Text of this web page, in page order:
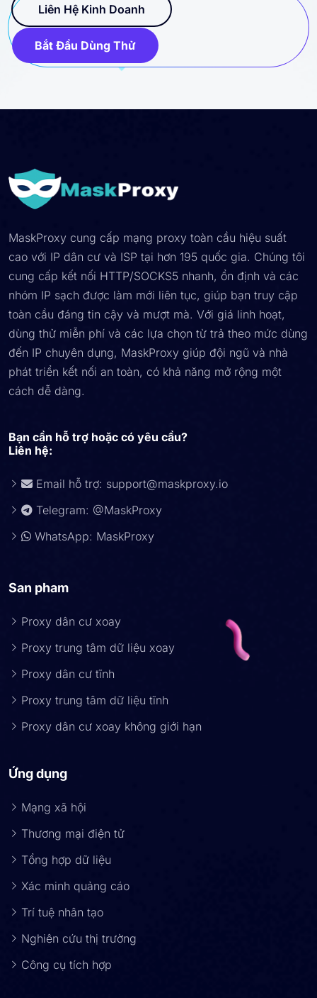
Liên Hệ Kinh Doanh
Bắt Đầu Dùng Thử
MaskProxy cung cấp mạng proxy toàn cầu hiệu suất
cao với IP dân cư và ISP tại hơn 195 quốc gia. Chúng tôi
cung cấp kết nối HTTP/SOCKS5 nhanh, ổn định và các
nhóm IP sạch được làm mới liên tục, giúp bạn truy cập
toàn cầu đáng tin cậy và mượt mà. Với giá linh hoạt,
dùng thử miễn phí và các lựa chọn từ trả theo mức dùng
đến IP chuyên dụng, MaskProxy giúp đội ngũ và nhà
phát triển kết nối an toàn, có khả năng mở rộng một
cách dễ dàng.
Bạn cần hỗ trợ hoặc có yêu cầu?
Liên hệ:
Email hỗ trợ: support@maskproxy.io
Telegram: @MaskProxy
WhatsApp: MaskProxy
San pham
Proxy dân cư xoay
Proxy trung tâm dữ liệu xoay
Proxy dân cư tĩnh
Proxy trung tâm dữ liệu tĩnh
Proxy dân cư xoay không giới hạn
Ứng dụng
Mạng xã hội
Thương mại điện tử
Tổng hợp dữ liệu
Xác minh quảng cáo
Trí tuệ nhân tạo
Nghiên cứu thị trường
Công cụ tích hợp